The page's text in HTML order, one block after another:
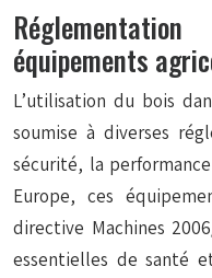
équipements
L’utilisation du bois
soumise à diverses
sécurité, la
Europe, ces
directive Machines
essentielles de santé